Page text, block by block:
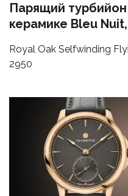
Парящий
керамике Bleu
Royal Oak Selfwinding
2950